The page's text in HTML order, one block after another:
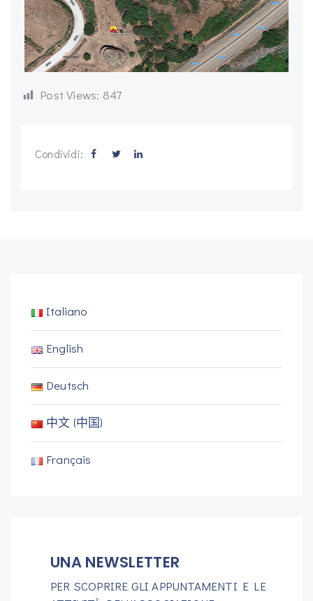
Post Views: 847
Condividi:
Italiano
English
Deutsch
中文 (中国)
Français
UNA NEWSLETTER
PER SCOPRIRE GLI APPUNTAMENTI E LE